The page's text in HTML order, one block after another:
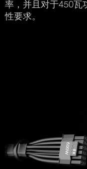
率，并且对于450瓦
性要求。